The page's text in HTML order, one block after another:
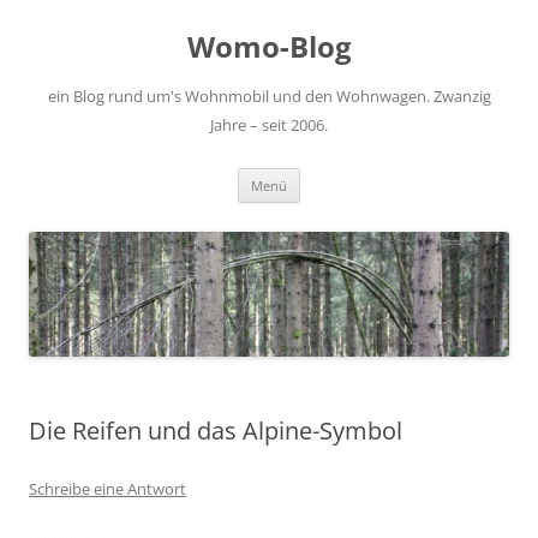
Womo-Blog
ein Blog rund um's Wohnmobil und den Wohnwagen. Zwanzig
Jahre – seit 2006.
Menü
Die Reifen und das Alpine-Symbol
Schreibe eine Antwort